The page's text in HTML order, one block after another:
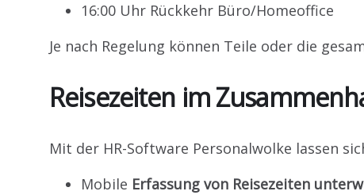
16:00 Uhr Rückkehr Büro/Homeoffice
Je nach Regelung können Teile oder die
Reisezeiten im
Mit der HR-Software Personalwolke lassen
Mobile Erfassung von Reisezeiten